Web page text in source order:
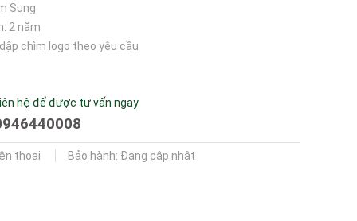
Sung
2 năm
chìm logo theo yêu cầu
hệ để được tư vấn ngay
thoại Bảo hành: Đang cập nhật